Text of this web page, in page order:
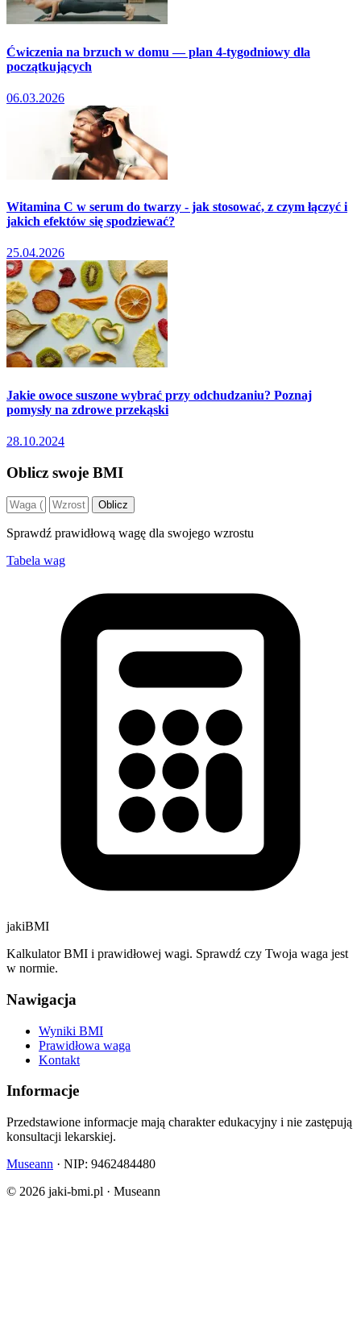
Ćwiczenia na brzuch w domu — plan 4-tygodniowy dla
początkujących
06.03.2026
Witamina C w serum do twarzy - jak stosować, z czym łączyć i
jakich efektów się spodziewać?
25.04.2026
Jakie owoce suszone wybrać przy odchudzaniu? Poznaj
pomysły na zdrowe przekąski
28.10.2024
Oblicz swoje BMI
Oblicz
Sprawdź prawidłową wagę dla swojego wzrostu
Tabela wag
jakiBMI
Kalkulator BMI i prawidłowej wagi. Sprawdź czy Twoja waga jest
w normie.
Nawigacja
Wyniki BMI
Prawidłowa waga
Kontakt
Informacje
Przedstawione informacje mają charakter edukacyjny i nie zastępują
konsultacji lekarskiej.
Museann · NIP: 9462484480
© 2026 jaki-bmi.pl · Museann